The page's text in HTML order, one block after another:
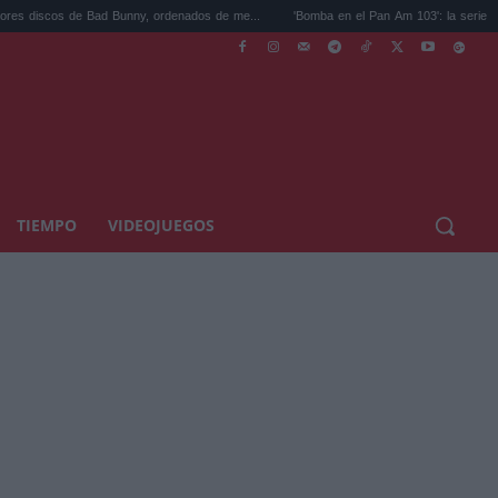
Bunny, ordenados de me... 'Bomba en el Pan Am 103': la serie de Netflix sobr...
TIEMPO VIDEOJUEGOS